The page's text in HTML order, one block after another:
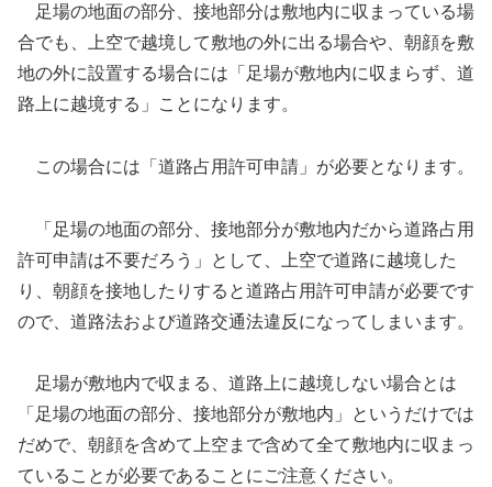
足場の地面の部分、接地部分は敷地内に収まっている場
合でも、上空で越境して敷地の外に出る場合や、朝顔を敷
地の外に設置する場合には「足場が敷地内に収まらず、道
路上に越境する」ことになります。
この場合には「道路占用許可申請」が必要となります。
「足場の地面の部分、接地部分が敷地内だから道路占用
許可申請は不要だろう」として、上空で道路に越境した
り、朝顔を接地したりすると道路占用許可申請が必要です
ので、道路法および道路交通法違反になってしまいます。
足場が敷地内で収まる、道路上に越境しない場合とは
「足場の地面の部分、接地部分が敷地内」というだけでは
だめで、朝顔を含めて上空まで含めて全て敷地内に収まっ
ていることが必要であることにご注意ください。